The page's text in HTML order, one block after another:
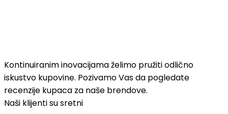
Kontinuiranim inovacijama želimo pružiti odlično
iskustvo kupovine. Pozivamo Vas da pogledate
recenzije kupaca za naše brendove.
Naši klijenti su sretni